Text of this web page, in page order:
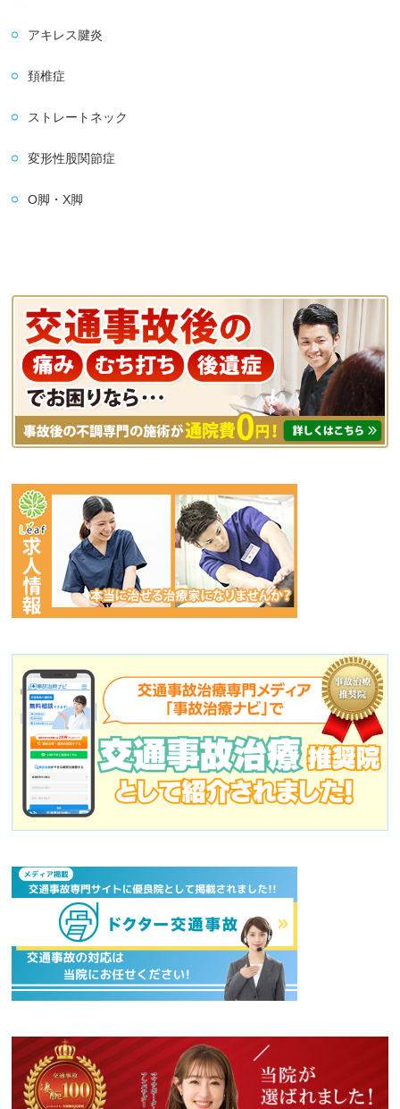
アキレス腱炎
頚椎症
ストレートネック
変形性股関節症
O脚・X脚